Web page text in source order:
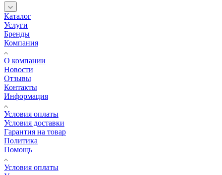
Каталог
Услуги
Бренды
Компания
О компании
Новости
Отзывы
Контакты
Информация
Условия оплаты
Условия доставки
Гарантия на товар
Политика
Помощь
Условия оплаты